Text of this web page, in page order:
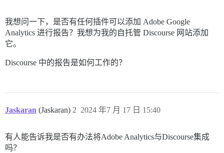
我想问一下，是否有任何插件可以添加 Adobe Google
Analytics 进行报告？我想为我的自托管 Discourse 网站添加
它。
Discourse 中的报告是如何工作的？
Jaskaran (Jaskaran) 2024 年7 月 17 日 15:40
2
有人能告诉我是否有办法将Adobe Analytics与Discourse集成
吗？